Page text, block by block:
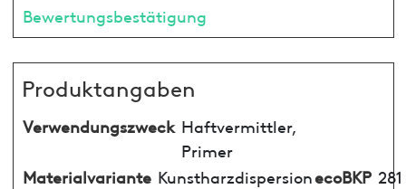
Bewertungsbestätigung
Produktangaben
Verwendungszweck Haftvermittler,
Primer
Materialvariante KunstharzdispersionecoBKP 281